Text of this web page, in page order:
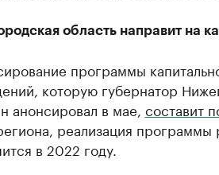
область направит на
программы
которую губернатор
анонсировал в мае, составит
реализация программы
в 2022 году.